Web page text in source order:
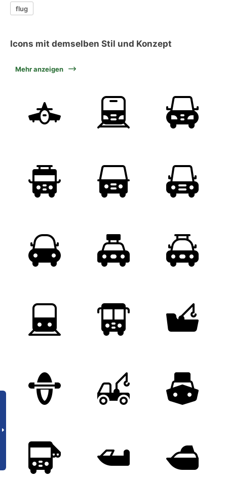
flug
Icons mit demselben Stil und Konzept
Mehr anzeigen